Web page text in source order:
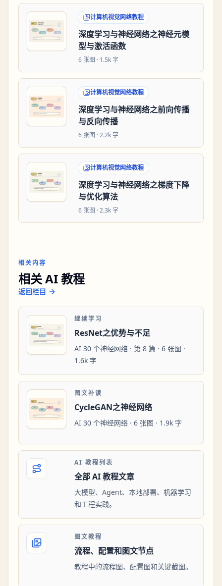
计算机视觉网络教程
深度学习与神经网络之神经元模
型与激活函数
6 张图 · 1.5k 字
计算机视觉网络教程
深度学习与神经网络之前向传播
与反向传播
6 张图 ·2.2k 字
计算机视觉网络教程
深度学习与神经网络之梯度下降
与优化算法
6 张图 ·2.3k 字
相关内容
相关 AI 教程
返回栏目
继续学习
ResNet之优势与不足
AI 30 个神经网络 · 第 8 篇 · 6 张图 ·
1.6k 字
图文补读
CycleGAN之神经网络
AI 30 个神经网络 · 6 张图 · 1.9k 字
AI 教程列表
全部 AI 教程文章
大模型、Agent、本地部署、机器学习
和工程实践。
图文教程
流程、配置和图文节点
教程中的流程图、配置图和关键截图。